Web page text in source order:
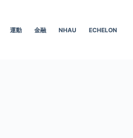
運動 金融 NHAU ECHELON